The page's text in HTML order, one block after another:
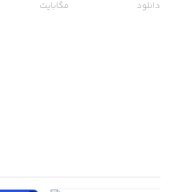
دانلود مگابایت